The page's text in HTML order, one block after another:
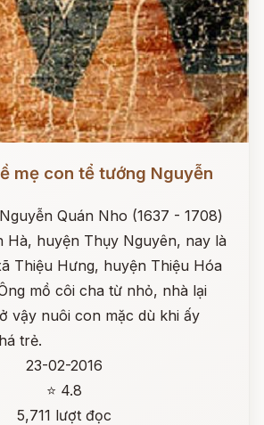
mẹ con tể tướng Nguyễn
Quán Nho (1637 - 1708)
Hà, huyện Thụy Nguyên, nay là
Thiệu Hưng, huyện Thiệu Hóa
mồ côi cha từ nhỏ, nhà lại
vậy nuôi con mặc dù khi ấy
trẻ.
23-02-2016
⭐ 4.8
5,711 lượt đọc